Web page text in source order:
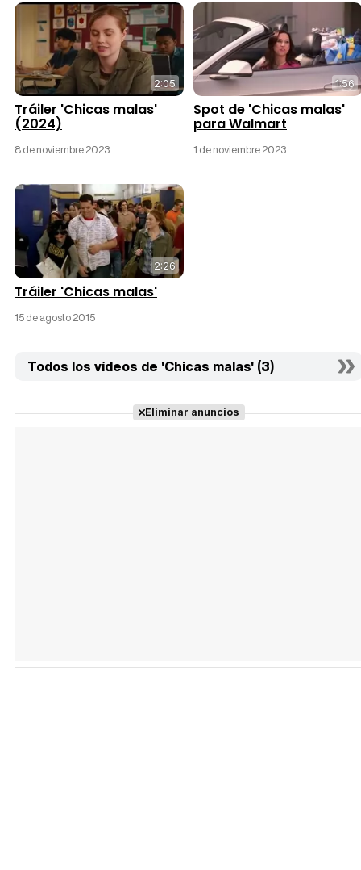
2:05
Tráiler 'Chicas malas'
(2024)
8 de noviembre 2023
1:56
Spot de 'Chicas malas'
para Walmart
1 de noviembre 2023
2:26
Tráiler 'Chicas malas'
15 de agosto 2015
Todos los vídeos de 'Chicas malas' (3)
Eliminar anuncios